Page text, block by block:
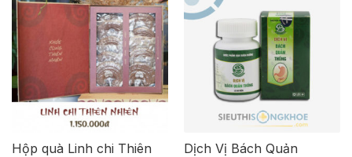
Hộp quà Linh chi Thiên
Dịch Vị Bách Quản